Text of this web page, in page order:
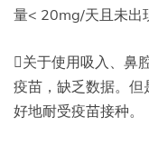
量< 20mg/天且未出
关于使用吸入、鼻
疫苗，缺乏数据。
好地耐受疫苗接种。